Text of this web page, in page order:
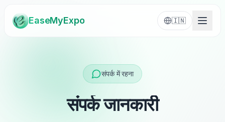
EaseMyExpo 🇮🇳
संपर्क में रहना
संपर्क जानकारी